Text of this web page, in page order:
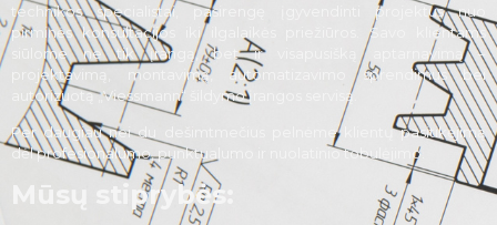
technikos specialistai, pasirengę įgyvendinti projektus nuo
pirminės konsultacijos iki ilgalaikės priežiūros. Savo klientams
siūlome ne tik įrangą, bet ir visapusišką aptarnavimą –
projektavimą, montavimą, automatizavimo sprendimus bei
autorizuotą „Viessmann“ šildymo įrangos servisą.
Per daugiau nei du dešimtmečius pelnėme klientų pasitikėjimą
dėl profesionalumo, punktualumo ir nuolatinio tobulėjimo.
Mūsų stiprybės: